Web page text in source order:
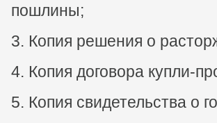
пошлины;
Копия решения о
Копия договора купли-
Копия свидетельства о